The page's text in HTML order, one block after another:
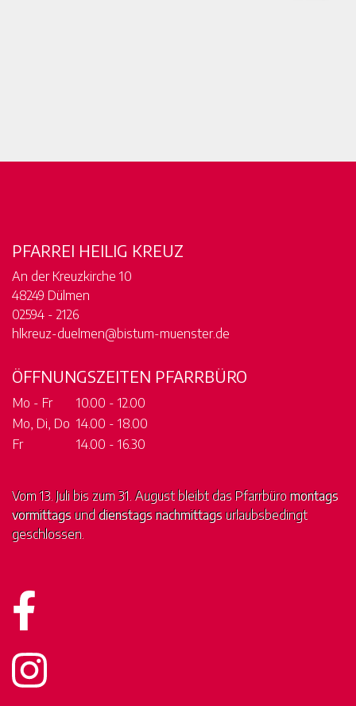
PFARREI HEILIG KREUZ
An der Kreuzkirche 10
48249 Dülmen
02594 - 2126
hlkreuz-duelmen@bistum-muenster.de
ÖFFNUNGSZEITEN PFARRBÜRO
Mo - Fr
10.00 - 12.00
Mo, Di, Do 14.00 - 18.00
Fr
14.00 - 16.30
Vom 13. Juli bis zum 31. August bleibt das Pfarrbüromontags
vormittags und dienstags nachmittags urlaubsbedingt
geschlossen.